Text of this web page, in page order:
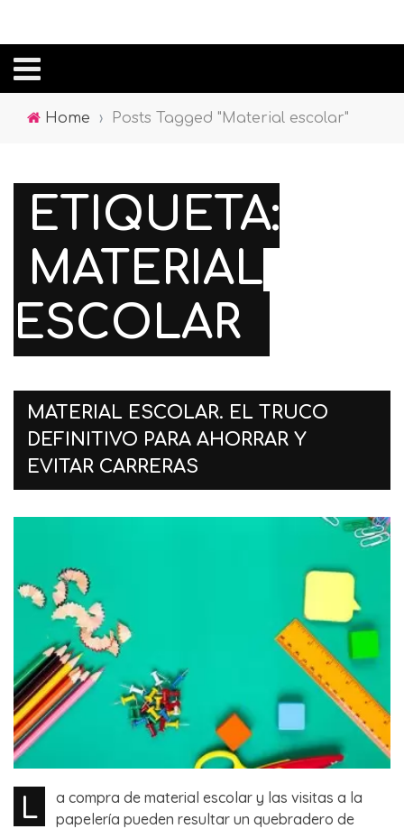
Home › Posts Tagged "Material escolar"
ETIQUETA:
MATERIAL
ESCOLAR
MATERIAL ESCOLAR. EL TRUCO
DEFINITIVO PARA AHORRAR Y
EVITAR CARRERAS
L
a compra de material escolar y las visitas a la
papelería pueden resultar un quebradero de